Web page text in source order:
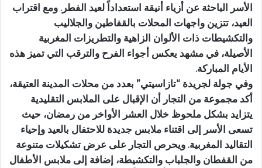
الأسر الباحثة عن أزياء أنيقة استعداداً لعيد الفطر. ومع اقتراب
العيد، تتزين واجهات المحلات بالقفاطين والجلاليب
والتكشيطات ذات الألوان الزاهية والتطريزات المغربية
الأصيلة، في مشهد يعكس أجواء الفرح والترقب التي تميز هذه
الأيام المباركة.
وفي جولة لجريدة “تازاسيتي” بعدد من محلات المدينة العتيقة،
أكد مجموعة من التجار أن الإقبال على الملابس التقليدية
يتزايد بشكل ملحوظ خلال العشر الأواخر من رمضان، حيث
تسعى الأسر إلى اقتناء ملابس جديدة للاحتفال بالعيد وإحياء
التقاليد المغربية. ويحرص التجار على عرض تشكيلات متنوعة
من القفطان والجلباب والتكشيطة، إضافة إلى ملابس الأطفال